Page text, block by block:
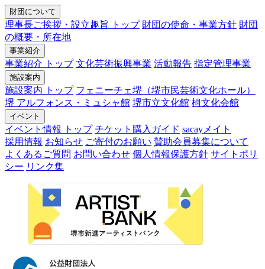
財団について
理事長ご挨拶・設立趣旨 トップ 財団の使命・事業方針 財団
の概要・所在地
事業紹介
事業紹介 トップ 文化芸術振興事業 活動報告 指定管理事業
施設案内
施設案内 トップ フェニーチェ堺（堺市民芸術文化ホール）
堺 アルフォンス・ミュシャ館 堺市立文化館 栂文化会館
イベント
イベント情報 トップ チケット購入ガイド sacayメイト
採用情報 お知らせ ご寄付のお願い 賛助会員募集について
よくあるご質問 お問い合わせ 個人情報保護方針 サイトポリ
シー リンク集